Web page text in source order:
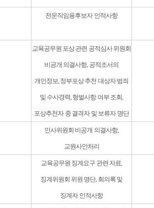
전문직임용후보자 인적사항
교육공무원 포상 관련 공적심사 위원회
비공개 의결사항, 공적조서의
개인정보, 정부포상 추천 대상자 범죄
및 수사경력, 형벌사항 여부 조회,
포상추천자 중 결격자 및 보류자 명단
인사위원회 비공개 의결사항,
교원사안처리
교육공무원 징계요구 관련 자료,
징계위원회 위원 명단, 회의록 및
징계자 인적사항